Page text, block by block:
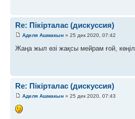
Re: Пікірталас (дискуссия)
Аделя Ашмакын » 25 дек 2020, 07:42
Жаңа жыл өзі жақсы мейрам ғой,
Re: Пікірталас (дискуссия)
Аделя Ашмакын » 25 дек 2020, 07:43